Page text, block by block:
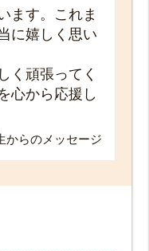
ます。これま
に嬉しく思い
く頑張ってく
心から応援し
からのメッセージ